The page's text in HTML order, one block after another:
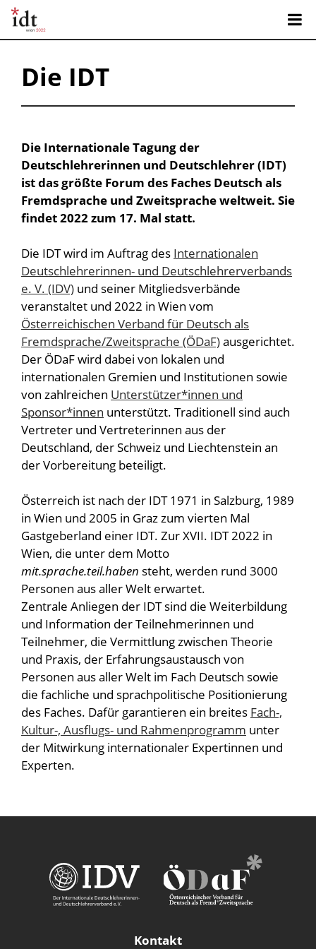
Die IDT
Die Internationale Tagung der
Deutschlehrerinnen und Deutschlehrer (IDT)
ist das größte Forum des Faches Deutsch als
Fremdsprache und Zweitsprache weltweit. Sie
findet 2022 zum 17. Mal statt.
Die IDT wird im Auftrag des Internationalen
Deutschlehrerinnen- und Deutschlehrerverbands
e. V. (IDV) und seiner Mitgliedsverbände
veranstaltet und 2022 in Wien vom
Österreichischen Verband für Deutsch als
Fremdsprache/Zweitsprache (ÖDaF)ausgerichtet.
Der ÖDaF wird dabei von lokalen und
internationalen Gremien und Institutionen sowie
von zahlreichen Unterstützer*innen und
Sponsor*innen unterstützt. Traditionell sind auch
Vertreter und Vertreterinnen aus der
Deutschland, der Schweiz und Liechtenstein an
der Vorbereitung beteiligt.
Österreich ist nach der IDT 1971 in Salzburg, 1989
in Wien und 2005 in Graz zum vierten Mal
Gastgeberland einer IDT. Zur XVII. IDT 2022 in
Wien, die unter dem Motto
mit.sprache.teil.haben steht, werden rund 3000
Personen aus aller Welt erwartet.
Zentrale Anliegen der IDT sind die Weiterbildung
und Information der Teilnehmerinnen und
Teilnehmer, die Vermittlung zwischen Theorie
und Praxis, der Erfahrungsaustausch von
Personen aus aller Welt im Fach Deutsch sowie
die fachliche und sprachpolitische Positionierung
des Faches. Dafür garantieren ein breites Fach-,
Kultur-, Ausflugs- und Rahmenprogramm unter
der Mitwirkung internationaler Expertinnen und
Experten.
Kontakt